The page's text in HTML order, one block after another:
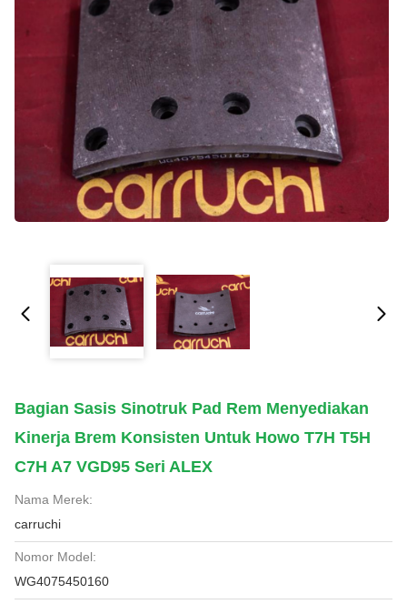
Bagian Sasis Sinotruk Pad Rem Menyediakan
Kinerja Brem Konsisten Untuk Howo T7H T5H
C7H A7 VGD95 Seri ALEX
Nama Merek:
carruchi
Nomor Model:
WG4075450160